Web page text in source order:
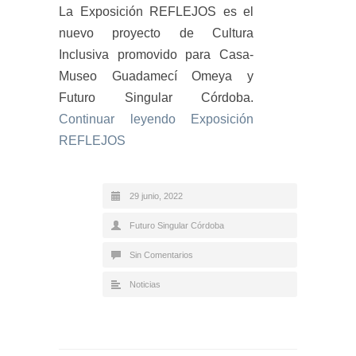
La Exposición REFLEJOS es el
nuevo proyecto de Cultura
Inclusiva promovido para Casa-
Museo Guadamecí Omeya y
Futuro Singular Córdoba.
Continuar leyendoExposición
REFLEJOS
29 junio, 2022
Futuro Singular Córdoba
Sin Comentarios
Noticias